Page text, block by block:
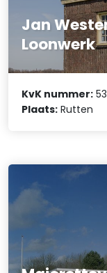
Jan
Loonwerk
KvK nummer:
Plaats: Rutten